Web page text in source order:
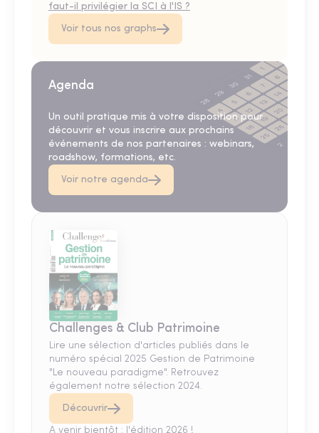
faut-il privilégier la SCI à l'IS ?
Voir tous nos graphs
Agenda
Un outil pratique mis à votre disposition pour
découvrir et vous inscrire aux prochains
événements de nos partenaires : webinars,
roadshow, formations, etc.
Voir notre agenda
Challenges & Club Patrimoine
Lire une sélection d'articles publiés dans le
numéro spécial 2025 Gestion de Patrimoine
"Le nouveau paradigme". Retrouvez
également notre sélection 2024.
Découvrir
A venir bientôt : l'édition 2026 !